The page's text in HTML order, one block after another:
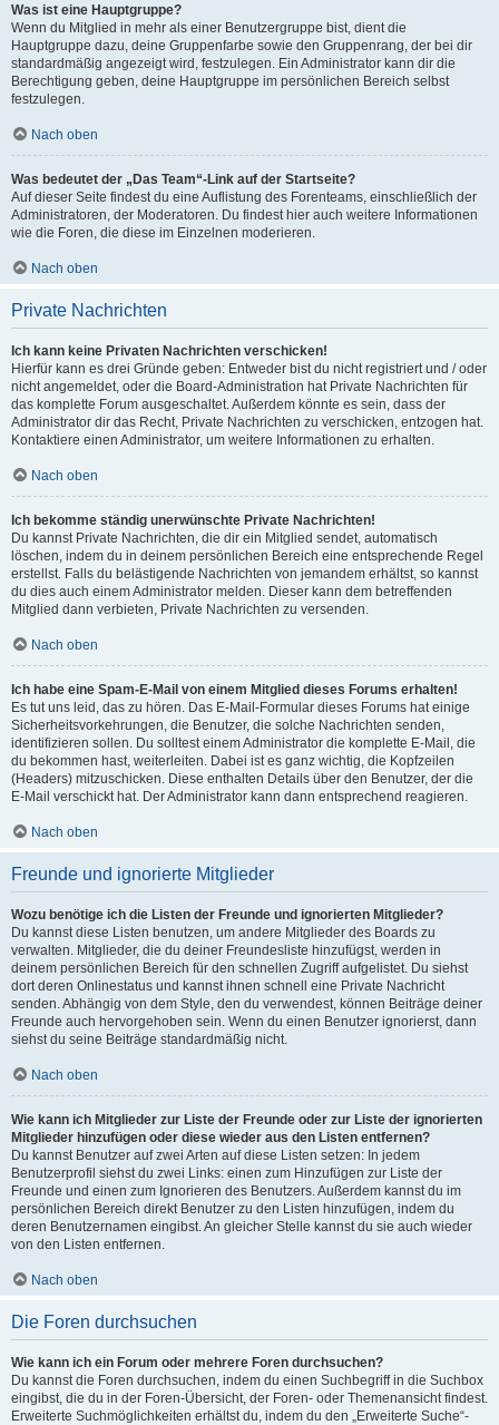
Was ist eine Hauptgruppe?
Wenn du Mitglied in mehr als einer Benutzergruppe bist, dient die
Hauptgruppe dazu, deine Gruppenfarbe sowie den Gruppenrang, der bei dir
standardmäßig angezeigt wird, festzulegen. Ein Administrator kann dir die
Berechtigung geben, deine Hauptgruppe im persönlichen Bereich selbst
festzulegen.
Nach oben
Was bedeutet der „Das Team“-Link auf der Startseite?
Auf dieser Seite findest du eine Auflistung des Forenteams, einschließlich der
Administratoren, der Moderatoren. Du findest hier auch weitere Informationen
wie die Foren, die diese im Einzelnen moderieren.
Nach oben
Private Nachrichten
Ich kann keine Privaten Nachrichten verschicken!
Hierfür kann es drei Gründe geben: Entweder bist du nicht registriert und / oder
nicht angemeldet, oder die Board-Administration hat Private Nachrichten für
das komplette Forum ausgeschaltet. Außerdem könnte es sein, dass der
Administrator dir das Recht, Private Nachrichten zu verschicken, entzogen hat.
Kontaktiere einen Administrator, um weitere Informationen zu erhalten.
Nach oben
Ich bekomme ständig unerwünschte Private Nachrichten!
Du kannst Private Nachrichten, die dir ein Mitglied sendet, automatisch
löschen, indem du in deinem persönlichen Bereich eine entsprechende Regel
erstellst. Falls du belästigende Nachrichten von jemandem erhältst, so kannst
du dies auch einem Administrator melden. Dieser kann dem betreffenden
Mitglied dann verbieten, Private Nachrichten zu versenden.
Nach oben
Ich habe eine Spam-E-Mail von einem Mitglied dieses Forums erhalten!
Es tut uns leid, das zu hören. Das E-Mail-Formular dieses Forums hat einige
Sicherheitsvorkehrungen, die Benutzer, die solche Nachrichten senden,
identifizieren sollen. Du solltest einem Administrator die komplette E-Mail, die
du bekommen hast, weiterleiten. Dabei ist es ganz wichtig, die Kopfzeilen
(Headers) mitzuschicken. Diese enthalten Details über den Benutzer, der die
E-Mail verschickt hat. Der Administrator kann dann entsprechend reagieren.
Nach oben
Freunde und ignorierte Mitglieder
Wozu benötige ich die Listen der Freunde und ignorierten Mitglieder?
Du kannst diese Listen benutzen, um andere Mitglieder des Boards zu
verwalten. Mitglieder, die du deiner Freundesliste hinzufügst, werden in
deinem persönlichen Bereich für den schnellen Zugriff aufgelistet. Du siehst
dort deren Onlinestatus und kannst ihnen schnell eine Private Nachricht
senden. Abhängig von dem Style, den du verwendest, können Beiträge deiner
Freunde auch hervorgehoben sein. Wenn du einen Benutzer ignorierst, dann
siehst du seine Beiträge standardmäßig nicht.
Nach oben
Wie kann ich Mitglieder zur Liste der Freunde oder zur Liste der ignorierten
Mitglieder hinzufügen oder diese wieder aus den Listen entfernen?
Du kannst Benutzer auf zwei Arten auf diese Listen setzen: In jedem
Benutzerprofil siehst du zwei Links: einen zum Hinzufügen zur Liste der
Freunde und einen zum Ignorieren des Benutzers. Außerdem kannst du im
persönlichen Bereich direkt Benutzer zu den Listen hinzufügen, indem du
deren Benutzernamen eingibst. An gleicher Stelle kannst du sie auch wieder
von den Listen entfernen.
Nach oben
Die Foren durchsuchen
Wie kann ich ein Forum oder mehrere Foren durchsuchen?
Du kannst die Foren durchsuchen, indem du einen Suchbegriff in die Suchbox
eingibst, die du in der Foren-Übersicht, der Foren- oder Themenansicht findest.
Erweiterte Suchmöglichkeiten erhältst du, indem du den „Erweiterte Suche“-